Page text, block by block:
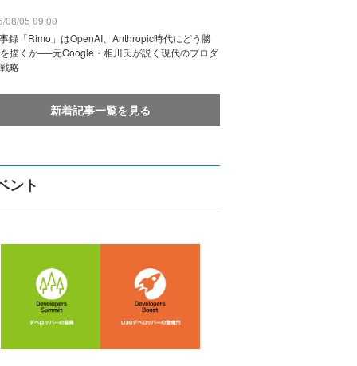
08/05 09:00
録「Rimo」はOpenAI、Anthropic時代にどう勝
描くか──元Google・相川氏が説く現代のプロダ
略
新着記事一覧を見る
ント